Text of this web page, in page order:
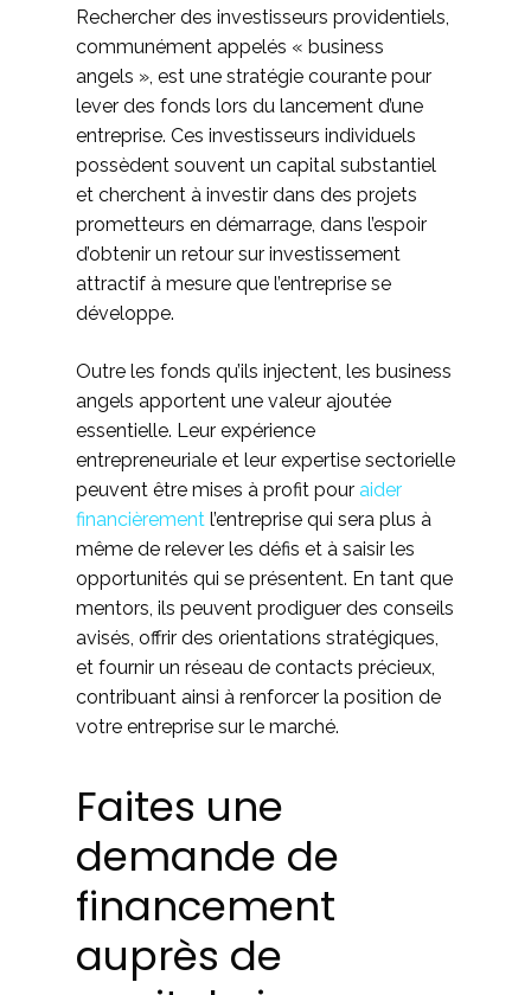
Rechercher des investisseurs providentiels,
communément appelés « business
angels », est une stratégie courante pour
lever des fonds lors du lancement d’une
entreprise. Ces investisseurs individuels
possèdent souvent un capital substantiel
et cherchent à investir dans des projets
prometteurs en démarrage, dans l’espoir
d’obtenir un retour sur investissement
attractif à mesure que l’entreprise se
développe.
Outre les fonds qu’ils injectent, les business
angels apportent une valeur ajoutée
essentielle. Leur expérience
entrepreneuriale et leur expertise sectorielle
peuvent être mises à profit pour aider
financièrement l’entreprise qui sera plus à
même de relever les défis et à saisir les
opportunités qui se présentent. En tant que
mentors, ils peuvent prodiguer des conseils
avisés, offrir des orientations stratégiques,
et fournir un réseau de contacts précieux,
contribuant ainsi à renforcer la position de
votre entreprise sur le marché.
Faites une
demande de
financement
auprès de